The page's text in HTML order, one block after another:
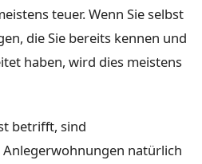
teuer. Wenn Sie selbst
die Sie bereits kennen und
haben, wird dies meistens
betrifft, sind
natürlich